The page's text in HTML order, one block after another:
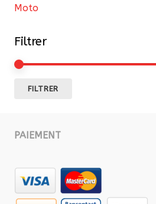
Moto
Filtrer
FILTRER
PAIEMENT